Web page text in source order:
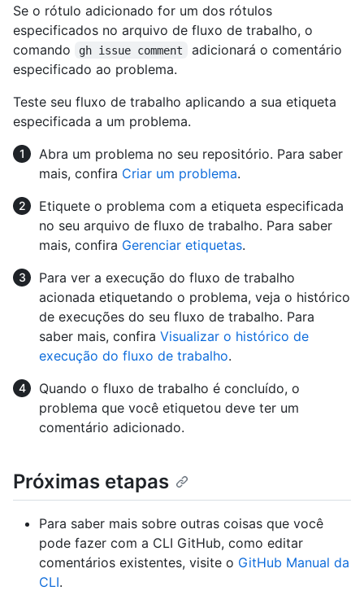
Se o rótulo adicionado for um dos rótulos
especificados no arquivo de fluxo de trabalho, o
comando
gh issue comment
adicionará o comentário
especificado ao problema.
Teste seu fluxo de trabalho aplicando a sua etiqueta
especificada a um problema.
Abra um problema no seu repositório. Para saber
mais, confira Criar um problema.
Etiquete o problema com a etiqueta especificada
no seu arquivo de fluxo de trabalho. Para saber
mais, confira Gerenciar etiquetas.
Para ver a execução do fluxo de trabalho
acionada etiquetando o problema, veja o histórico
de execuções do seu fluxo de trabalho. Para
saber mais, confira Visualizar o histórico de
execução do fluxo de trabalho.
Quando o fluxo de trabalho é concluído, o
problema que você etiquetou deve ter um
comentário adicionado.
Próximas etapas
Para saber mais sobre outras coisas que você
pode fazer com a CLI GitHub, como editar
comentários existentes, visite o GitHub Manual da
CLI.